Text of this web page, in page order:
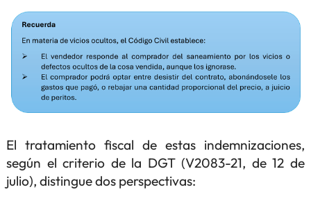
El tratamiento fiscal de estas indemnizaciones,
según el criterio de la DGT (V2083-21, de 12 de
julio), distingue dos perspectivas: